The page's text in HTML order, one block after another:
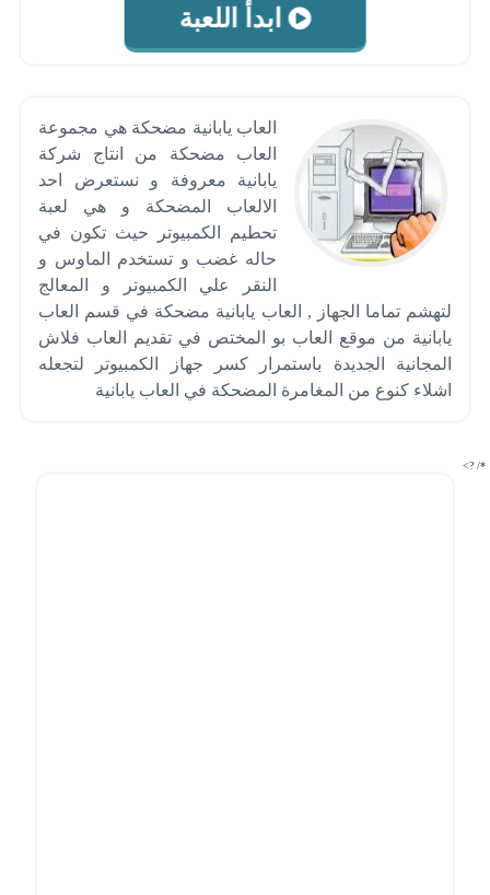
ابدأ اللعبة
العاب يابانية مضحكة هي مجموعة
العاب مضحكة من انتاج شركة
يابانية معروفة و نستعرض احد
الالعاب المضحكة و هي لعبة
تحطيم الكمبيوتر حيث تكون في
حاله غضب و تستخدم الماوس و
النقر علي الكمبيوتر و المعالج
لتهشم تماما الجهاز , العاب يابانية مضحكة في قسم العاب
يابانية من موقع العاب بو المختص في تقديم العاب فلاش
المجانية الجديدة باستمرار كسر جهاز الكمبيوتر لتجعله
اشلاء كنوع من المغامرة المضحكة في العاب يابانية
*/ ?>